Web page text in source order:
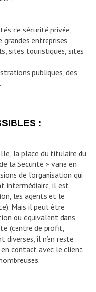
de sécurité privée,
grandes entreprises
sites touristiques, sites
publiques, des
:
la place du titulaire du
la Sécurité » varie en
de l’organisation qui
intermédiaire, il est
les agents et le
Mais il peut être
ou équivalent dans
(centre de profit,
diverses, il n’en reste
en contact avec le client.